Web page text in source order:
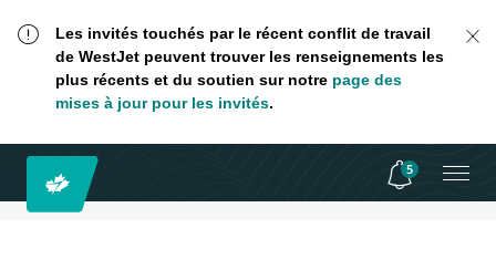
Les invités touchés par le récent conflit de travail
de WestJet peuvent trouver les renseignements les
plus récents et du soutien sur notre page des
mises à jour pour les invités.
5